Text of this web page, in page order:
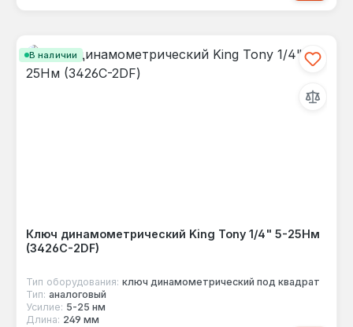
В наличии
Ключ динамометрический King Tony 1/4" 5-25Нм
(3426C-2DF)
Тип оборудования: ключ динамометрический под квадрат
Тип: аналоговый
Усилие: 5-25 нм
Длина: 249 мм